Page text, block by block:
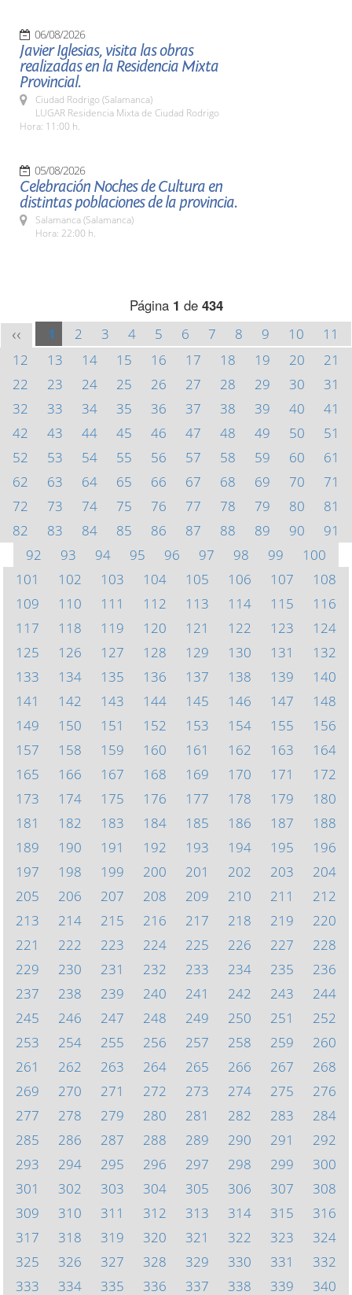
06/08/2026
Javier Iglesias, visita las obras
realizadas en la Residencia Mixta
Provincial.
Ciudad Rodrigo (Salamanca)
LUGAR Residencia Mixta de Ciudad Rodrigo
Hora: 11:00 h.
05/08/2026
Celebración Noches de Cultura en
distintas poblaciones de la provincia.
Salamanca (Salamanca)
Hora: 22:00 h.
Página 1 de 434
<< 1 2 3 4 5 6 7 8 9 10
11
12
13 14 15 16 17 18 19 20
21
22
23 24 25 26 27 28 29 30
31
32
33 34 35 36 37 38 39 40
41
42
43 44 45 46 47 48 49 50
51
52
53 54 55 56 57 58 59 60
61
62
63 64 65 66 67 68 69 70
71
72
73 74 75 76 77 78 79 80
81
82
83 84 85 86 87 88 89 90
91
92
93 94 95 96 97 98 99
100
101
102 103 104 105 106 107
108
109
110 111 112 113 114 115
116
117
118 119 120 121 122 123
124
125
126 127 128 129 130 131
132
133
134 135 136 137 138 139
140
141
142 143 144 145 146 147
148
149
150 151 152 153 154 155
156
157
158 159 160 161 162 163
164
165
166 167 168 169 170 171
172
173
174 175 176 177 178 179
180
181
182 183 184 185 186 187
188
189
190 191 192 193 194 195
196
197
198 199 200 201 202 203
204
205
206 207 208 209 210 211
212
213
214 215 216 217 218 219
220
221
222 223 224 225 226 227
228
229
230 231 232 233 234 235
236
237
238 239 240 241 242 243
244
245
246 247 248 249 250 251
252
253
254 255 256 257 258 259
260
261
262 263 264 265 266 267
268
269
270 271 272 273 274 275
276
277
278 279 280 281 282 283
284
285
286 287 288 289 290 291
292
293
294 295 296 297 298 299
300
301
302 303 304 305 306 307
308
309
310 311 312 313 314 315
316
317
318 319 320 321 322 323
324
325
326 327 328 329 330 331
332
333
334 335 336 337 338 339 340